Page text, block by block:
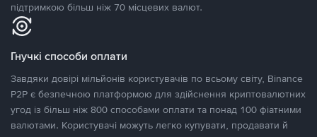
підтримкою більш ніж 70 місцевих валют.
Гнучкі способи оплати
Завдяки довірі мільйонів користувачів по всьому світу, Binance
P2P є безпечною платформою для здійснення криптовалютних
угод із більш ніж 800 способами оплати та понад 100 фіатними
валютами. Користувачі можуть легко купувати, продавати й